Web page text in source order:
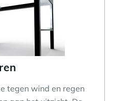
tegen wind en regen